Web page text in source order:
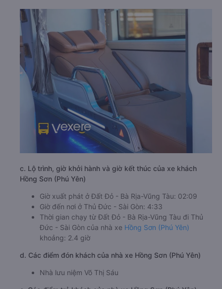
c. Lộ trình, giờ khởi hành và giờ kết thúc của xe khách
Hồng Sơn (Phú Yên)
Giờ xuất phát ở Đất Đỏ - Bà Rịa-Vũng Tàu: 02:09
Giờ đến nơi ở Thủ Đức - Sài Gòn: 4:33
Thời gian chạy từ Đất Đỏ - Bà Rịa-Vũng Tàu đi Thủ
Đức - Sài Gòn của nhà xe Hồng Sơn (Phú Yên)
khoảng: 2.4 giờ
d. Các điểm đón khách của nhà xe Hồng Sơn (Phú Yên)
Nhà lưu niệm Võ Thị Sáu